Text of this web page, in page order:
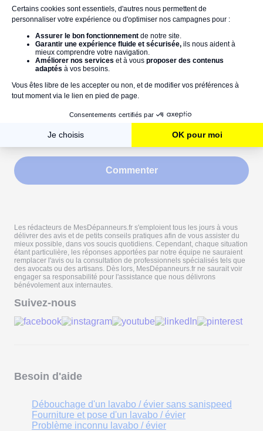
Commentaires
Commenter
Les rédacteurs de MesDépanneurs.fr s'emploient tous les jours à vous
délivrer des avis et de petits conseils pratiques afin de vous assister du
mieux possible, dans vos soucis quotidiens. Cependant, chaque situation
étant particulière, les réponses apportées par notre équipe ne sauraient
remplacer l'avis ou la consultation de professionnels spécialisés tels que
des avocats ou des artisans. Dès lors, MesDépanneurs.fr ne saurait voir
engager sa responsabilité pour l'assistance que nous délivrons
bénévolement aux internautes.
Suivez-nous
Besoin d'aide
Débouchage d'un lavabo / évier sans sanispeed
Fourniture et pose d'un lavabo / évier
Problème inconnu lavabo / évier